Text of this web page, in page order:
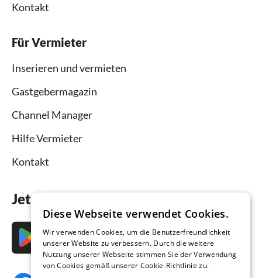
Kontakt
Für Vermieter
Inserieren und vermieten
Gastgebermagazin
Channel Manager
Hilfe Vermieter
Kontakt
Jetzt die App downloaden
Diese Webseite verwendet Cookies.
Wir verwenden Cookies, um die Benutzerfreundlichkeit
unserer Website zu verbessern. Durch die weitere
Nutzung unserer Webseite stimmen Sie der Verwendung
von Cookies gemäß unserer Cookie-Richtlinie zu.